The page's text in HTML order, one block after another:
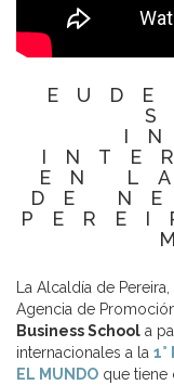
EN
DE
La Alcaldía de
Agencia de
Business School a
internacionales a la 1°
EL MUNDO que